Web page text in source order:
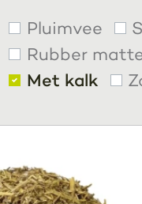
Pluimvee
Rubber
Met kalk